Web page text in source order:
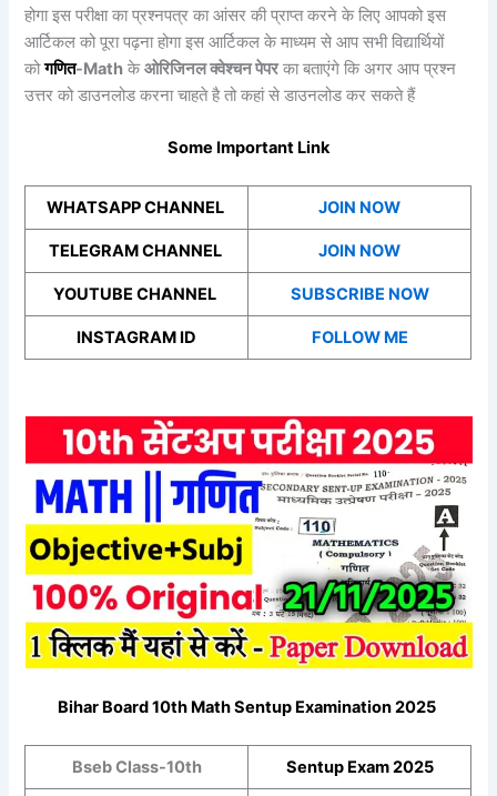
होगा इस परीक्षा का प्रश्नपत्र का आंसर की प्राप्त करने के लिए आपको इस
आर्टिकल को पूरा पढ़ना होगा इस आर्टिकल के माध्यम से आप सभी विद्यार्थियों
कोगणित-Math केओरिजिनल क्वेश्चन पेपरका बताएंगे कि अगर आप प्रश्न
उत्तर को डाउनलोड करना चाहते है तो कहां से डाउनलोड कर सकते हैं
Some Important Link
WHATSAPP CHANNEL JOIN NOW
TELEGRAM CHANNEL JOIN NOW
YOUTUBE CHANNEL SUBSCRIBE NOW
INSTAGRAM ID FOLLOW ME
Bihar Board 10th MathSentup Examination 2025
Bseb Class-10th Sentup Exam 2025